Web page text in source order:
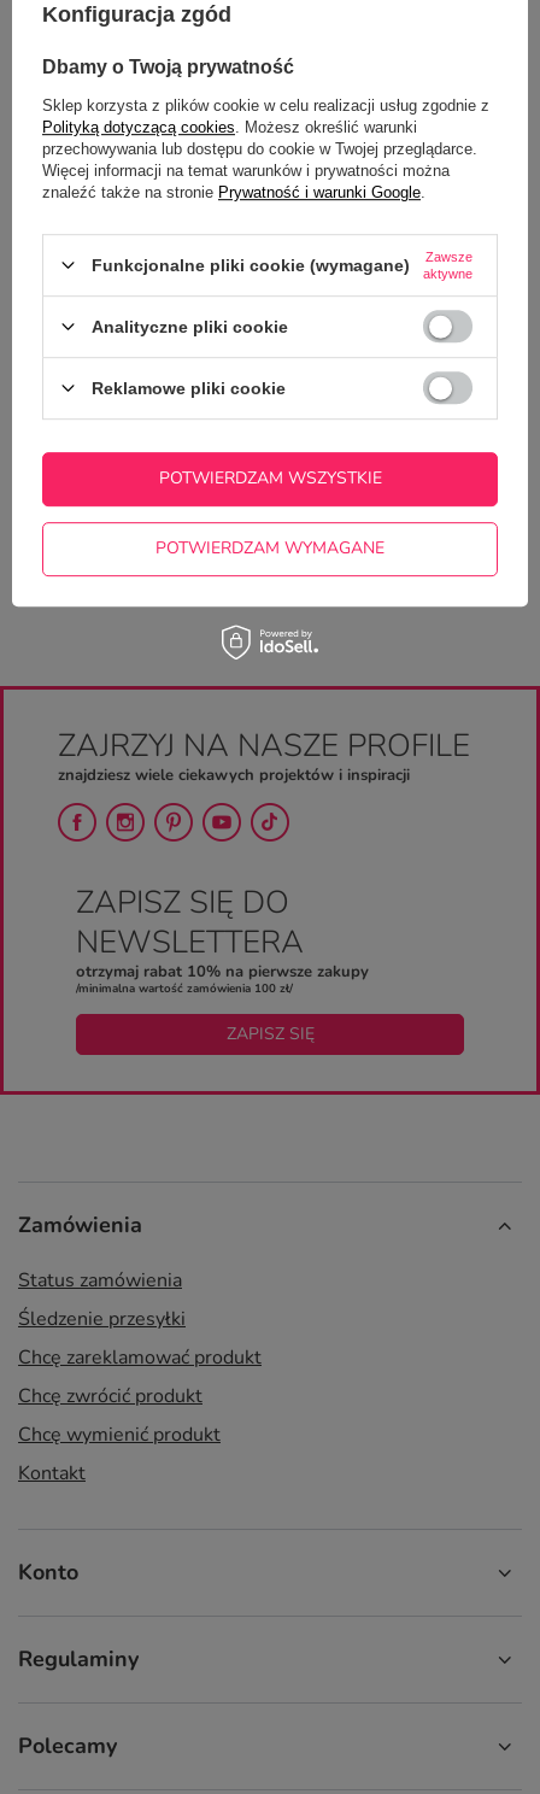
ZAPROJEKTUJ MASON JAR
OPIS
SZCZEGÓŁOWE DANE
Zadaj pytanie a my odpowiemy
niezwłocznie, najciekawsze pytania i
odpowiedzi publikując dla innych.
ZADAJ PYTANIE
ZAJRZYJ NA NASZE PROFILE
znajdziesz wiele ciekawych projektów i inspiracji
ZAPISZ SIĘ DO
NEWSLETTERA
otrzymaj rabat 10% na pierwsze zakupy
/minimalna wartość zamówienia 100 zł/
ZAPISZ SIĘ
Zamówienia
Status zamówienia
Śledzenie przesyłki
Chcę zareklamować produkt
Chcę zwrócić produkt
Chcę wymienić produkt
Kontakt
Konto
Regulaminy
Polecamy
Konfiguracja zgód
Dbamy o Twoją prywatność
Sklep korzysta z plików cookie w celu realizacji usług zgodnie z
Polityką dotyczącą cookies . Możesz określić warunki
przechowywania lub dostępu do cookie w Twojej przeglądarce.
Więcej informacji na temat warunków i prywatności można
znaleźć także na stronie Prywatność i warunki Google
Funkcjonalne pliki cookie (wymagane)
Zawsze
aktywne
Analityczne pliki cookie
Reklamowe pliki cookie
POTWIERDZAM WYMAGANE
POTWIERDZAM WSZYSTKIE